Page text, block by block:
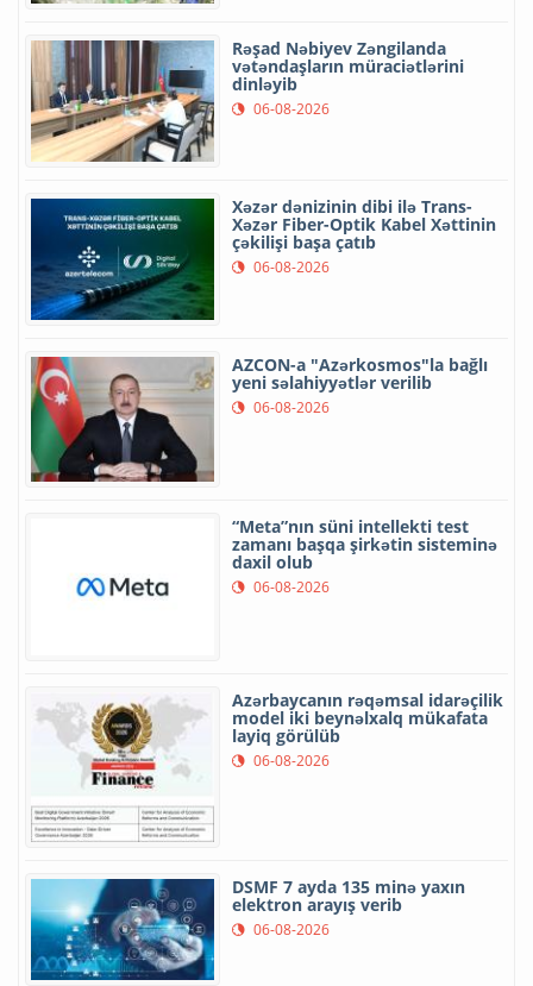
Rəşad Nəbiyev Zəngilanda
vətəndaşların müraciətlərini
dinləyib
06-08-2026
Xəzər dənizinin dibi ilə Trans-
Xəzər Fiber-Optik Kabel Xəttinin
çəkilişi başa çatıb
06-08-2026
AZCON-a "Azərkosmos"la bağlı
yeni səlahiyyətlər verilib
06-08-2026
“Meta”nın süni intellekti test
zamanı başqa şirkətin sisteminə
daxil olub
06-08-2026
Azərbaycanın rəqəmsal idarəçilik
model iki beynəlxalq mükafata
layiq görülüb
06-08-2026
DSMF 7 ayda 135 minə yaxın
elektron arayış verib
06-08-2026